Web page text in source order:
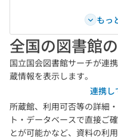
もっ
全国の図書館
国立国会図書館サーチが連
蔵情報を表示します。
連携し
所蔵館、利用可否等の詳細
ト・データベースで直接ご
とが可能かなど、資料の利